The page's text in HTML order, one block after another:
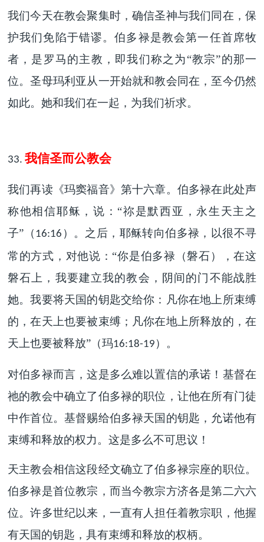
我们今天在教会聚集时，确信圣神与我们同在，保
护我们免陷于错谬。伯多禄是教会第一任首席牧
者，是罗马的主教，即我们称之为“教宗”的那一
位。圣母玛利亚从一开始就和教会同在，至今仍然
如此。她和我们在一起，为我们祈求。
33. 我信圣而公教会
我们再读《玛窦福音》第十六章。伯多禄在此处声
称他相信耶稣，说：“祢是默西亚，永生天主之
子”（ 16:16 ）。之后，耶稣转向伯多禄，以很不寻
常的方式，对他说：“你是伯多禄（磐石），在这
磐石上，我要建立我的教会，阴间的门不能战胜
她。我要将天国的钥匙交给你：凡你在地上所束缚
的，在天上也要被束缚；凡你在地上所释放的，在
天上也要被释放”（玛16:18-19 ）。
对伯多禄而言，这是多么难以置信的承诺！基督在
祂的教会中确立了伯多禄的职位，让他在所有门徒
中作首位。基督赐给伯多禄天国的钥匙，允诺他有
束缚和释放的权力。这是多么不可思议！
天主教会相信这段经文确立了伯多禄宗座的职位。
伯多禄是首位教宗，而当今教宗方济各是第二六六
位。许多世纪以来，一直有人担任着教宗职，他握
有天国的钥匙，具有束缚和释放的权柄。